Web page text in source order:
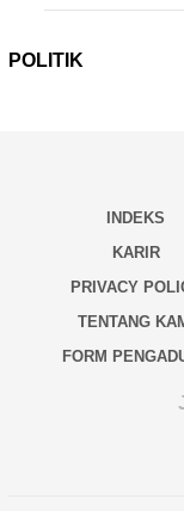
POLITIK
INDEKS
KARIR
PRIVACY
TENTANG
FORM